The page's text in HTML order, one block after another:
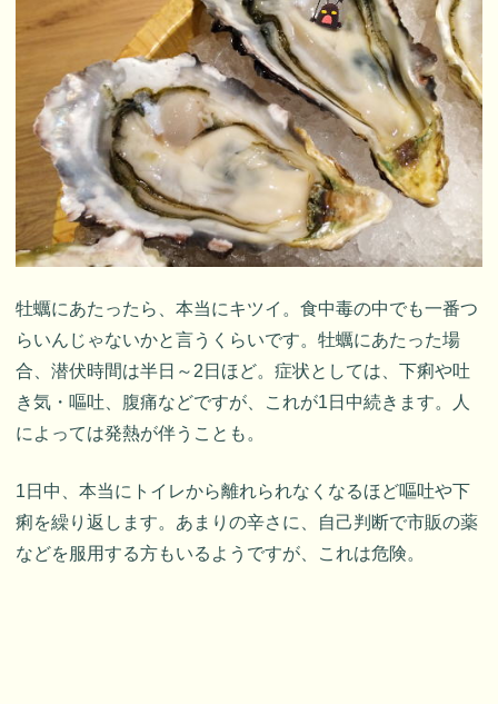
牡蠣にあたったら、本当にキツイ。食中毒の中でも一番つ
らいんじゃないかと言うくらいです。牡蠣にあたった場
合、潜伏時間は半日～2日ほど。症状としては、下痢や吐
き気・嘔吐、腹痛などですが、これが1日中続きます。人
によっては発熱が伴うことも。
1日中、本当にトイレから離れられなくなるほど嘔吐や下
痢を繰り返します。あまりの辛さに、自己判断で市販の薬
などを服用する方もいるようですが、これは危険。